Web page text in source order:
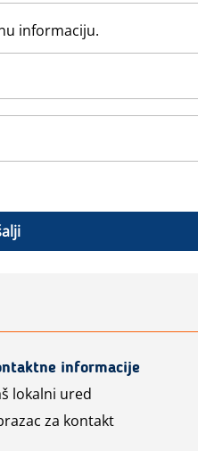
informaciju.
informacije
lokalni ured
za kontakt